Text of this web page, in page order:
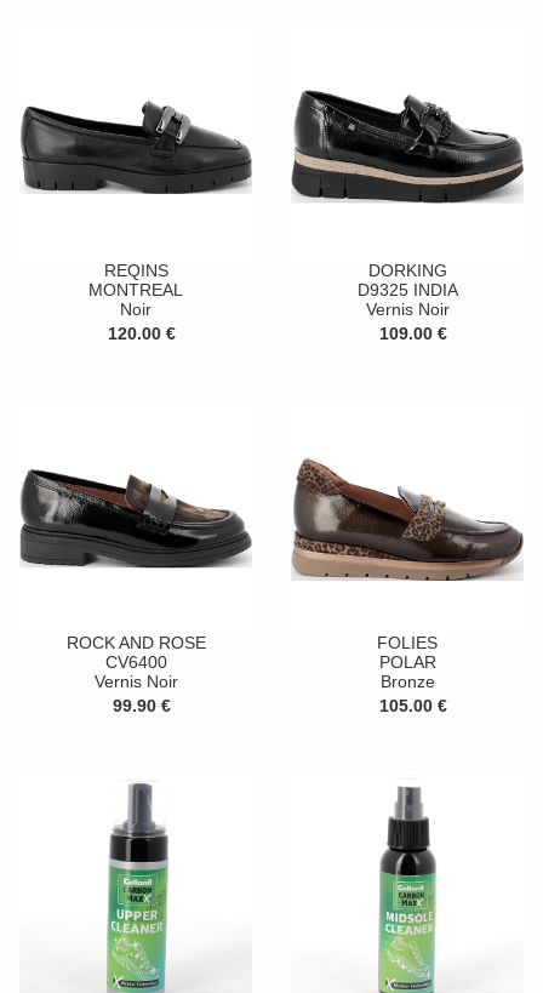
REQINS
MONTREAL
Noir
120.00 €
DORKING
D9325 INDIA
Vernis Noir
109.00 €
ROCK AND ROSE
CV6400
Vernis Noir
99.90 €
FOLIES
POLAR
Bronze
105.00 €